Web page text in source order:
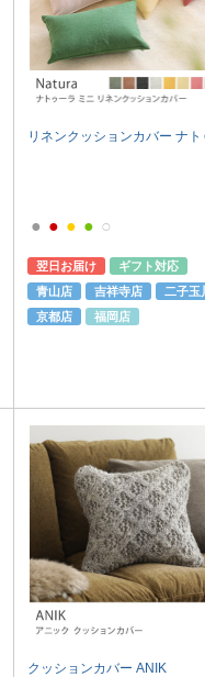
リネンクッションカバー ナ
● ● ● ● ○
翌日お届け
ギフト対応
青山店
吉祥寺店
二子玉
京都店
福岡店
クッションカバー ANIK